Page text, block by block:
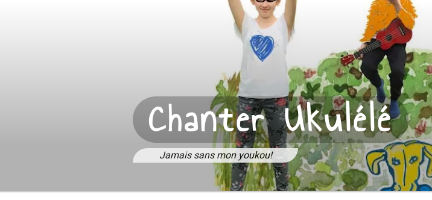
Chanter Ukulélé
Jamais sans mon youkou!